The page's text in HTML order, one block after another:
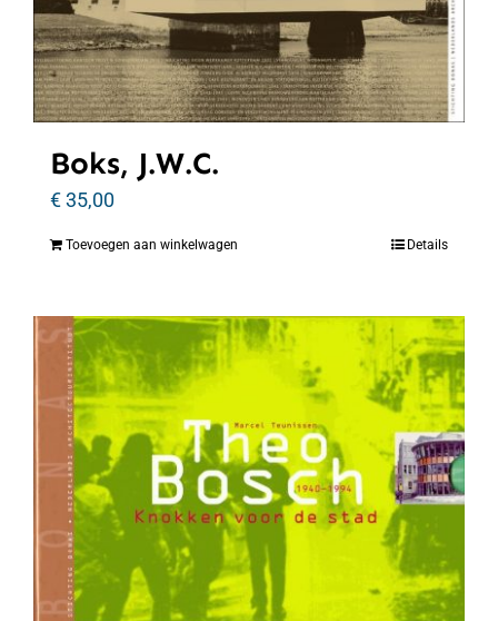
Boks, J.W.C.
€35,00
Toevoegen aan winkelwagen Details